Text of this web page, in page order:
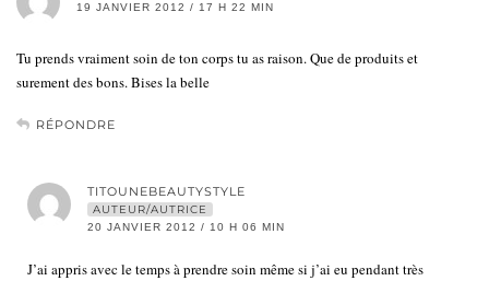
19 JANVIER 2012 / 17 H 22 MIN
Tu prends vraiment soin de ton corps tu as raison. Que de produits et
surement des bons. Bises la belle
RÉPONDRE
TITOUNEBEAUTYSTYLE
AUTEUR/AUTRICE
20 JANVIER 2012 / 10 H 06 MIN
J’ai appris avec le temps à prendre soin même si j’ai eu pendant très